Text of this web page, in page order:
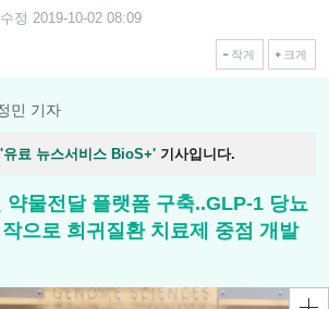
수정 2019-10-02 08:09
작게 크게
민 기자
'유료 뉴스서비스 BioS+' 기사입니다.
약물전달 플랫폼 구축..GLP-1 당뇨
으로 희귀질환 치료제 중점 개발